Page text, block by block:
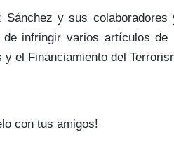
Sánchez y sus colaboradores
de infringir varios artículos de
el Financiamiento del
con tus amigos!